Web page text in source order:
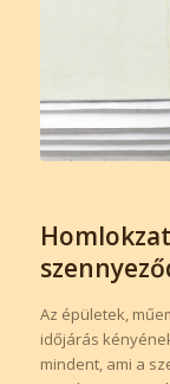
Az épületek,
időjárás
mindent, ami a